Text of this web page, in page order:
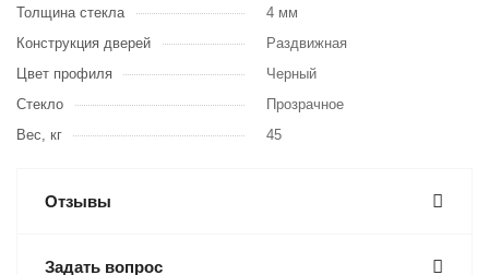
Толщина стекла
4 мм
Конструкция дверей
Раздвижная
Цвет профиля
Черный
Стекло
Прозрачное
Вес, кг
45
Отзывы
Задать вопрос